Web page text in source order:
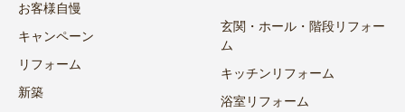
お客様自慢
キャンペーン
リフォーム
新築
玄関・ホール・階段リフォー
ム
キッチンリフォーム
浴室リフォーム